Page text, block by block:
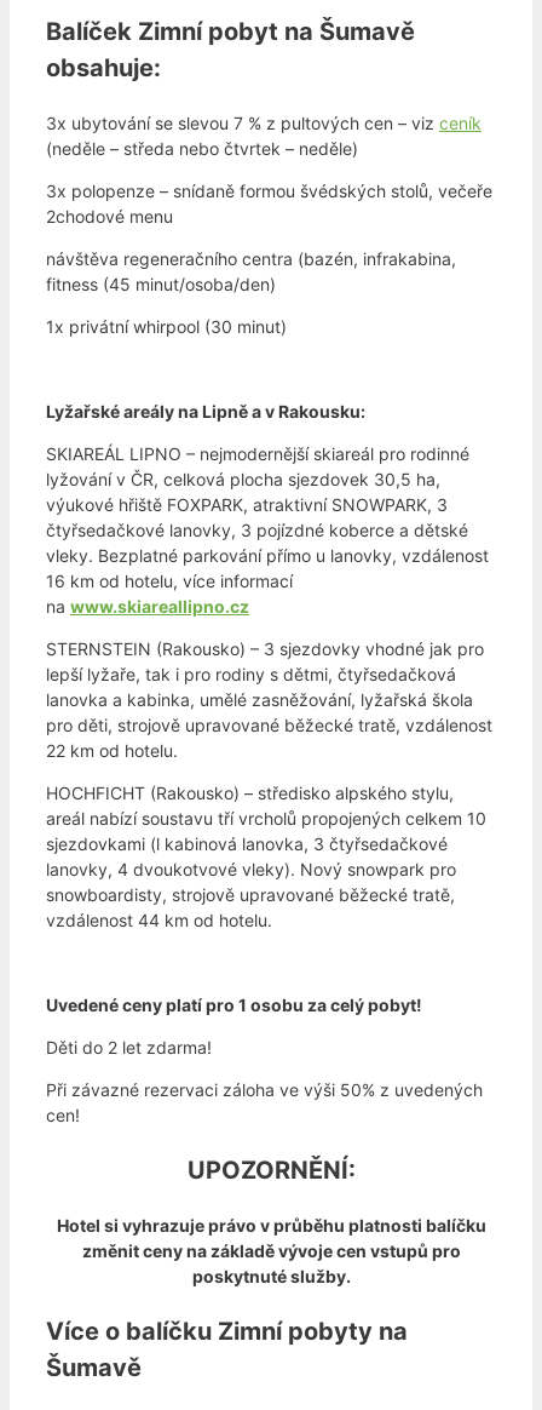
Balíček Zimní pobyt na Šumavě
obsahuje:
3x ubytování se slevou 7 % z pultových cen – viz ceník
(neděle – středa nebo čtvrtek – neděle)
3x polopenze – snídaně formou švédských stolů, večeře
2chodové menu
návštěva regeneračního centra (bazén, infrakabina,
fitness (45 minut/osoba/den)
1x privátní whirpool (30 minut)
Lyžařské areály na Lipně a v Rakousku:
SKIAREÁL LIPNO – nejmodernější skiareál pro rodinné
lyžování v ČR, celková plocha sjezdovek 30,5 ha,
výukové hřiště FOXPARK, atraktivní SNOWPARK, 3
čtyřsedačkové lanovky, 3 pojízdné koberce a dětské
vleky. Bezplatné parkování přímo u lanovky, vzdálenost
16 km od hotelu, více informací
na www.skiareallipno.cz
STERNSTEIN (Rakousko) – 3 sjezdovky vhodné jak pro
lepší lyžaře, tak i pro rodiny s dětmi, čtyřsedačková
lanovka a kabinka, umělé zasněžování, lyžařská škola
pro děti, strojově upravované běžecké tratě, vzdálenost
22 km od hotelu.
HOCHFICHT (Rakousko) – středisko alpského stylu,
areál nabízí soustavu tří vrcholů propojených celkem 10
sjezdovkami (l kabinová lanovka, 3 čtyřsedačkové
lanovky, 4 dvoukotvové vleky). Nový snowpark pro
snowboardisty, strojově upravované běžecké tratě,
vzdálenost 44 km od hotelu.
Uvedené ceny platí pro 1 osobu za celý pobyt!
Děti do 2 let zdarma!
Při závazné rezervaci záloha ve výši 50% z uvedených
cen!
UPOZORNĚNÍ:
Hotel si vyhrazuje právo v průběhu platnosti balíčku
změnit ceny na základě vývoje cen vstupů pro
poskytnuté služby.
Více o balíčku Zimní pobyty na
Šumavě